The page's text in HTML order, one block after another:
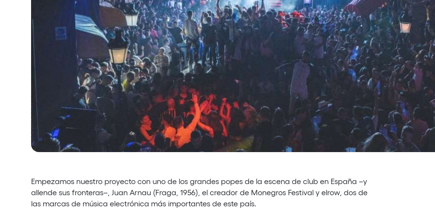
Privacy PolicyCookies Notice Legal NoticeSustainability Policy
Empezamos nuestro proyecto con uno de los grandes popes de la escena de club en España –y
allende sus fronteras–, Juan Arnau (Fraga, 1956), el creador de Monegros Festival y elrow, dos de
las marcas de música electrónica más importantes de este país.